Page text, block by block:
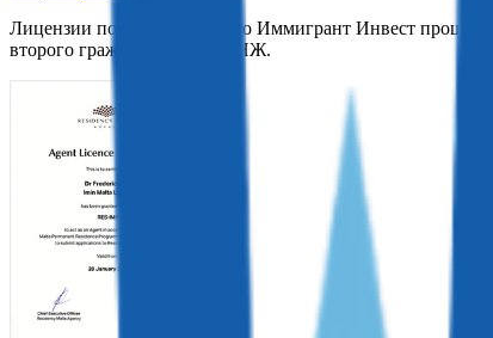
Лицензии подтверждают, что Иммигрант Инвест прошел
второго гражданства или ВНЖ.